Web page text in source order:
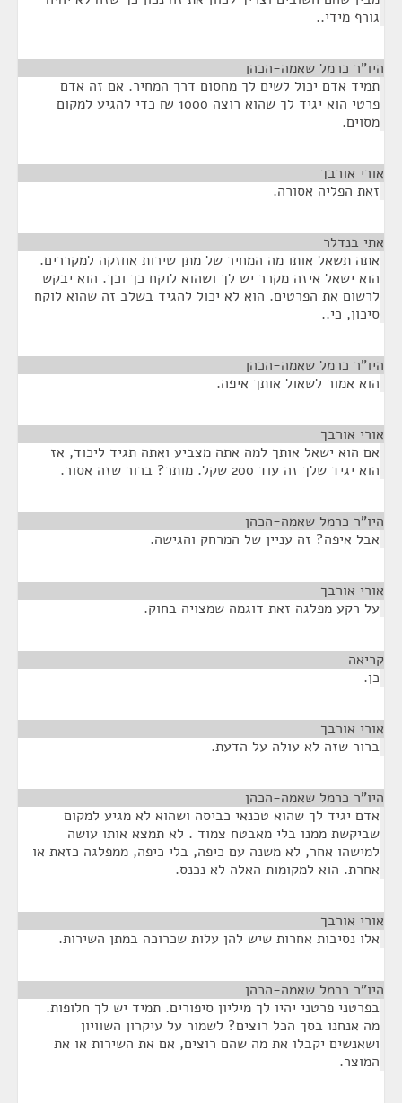
גורף מידי..
היו"ר כרמל שאמה-הכהן
תמיד אדם יכול לשים לך מחסום דרך המחיר. אם זה אדם
פרטי הוא יגיד לך שהוא רוצה 1000 ₪ כדי להגיע למקום
מסוים.
אורי אורבך
זאת הפליה אסורה.
אתי בנדלר
אתה תשאל אותו מה המחיר של מתן שירות אחזקה למקררים.
הוא ישאל איזה מקרר יש לך ושהוא לוקח כך וכך. הוא יבקש
לרשום את הפרטים. הוא לא יכול להגיד בשלב זה שהוא לוקח
סיכון, כי..
היו"ר כרמל שאמה-הכהן
הוא אמור לשאול אותך איפה.
אורי אורבך
אם הוא ישאל אותך למה אתה מצביע ואתה תגיד ליכוד, אז
הוא יגיד שלך זה עוד 200 שקל. מותר? ברור שזה אסור.
היו"ר כרמל שאמה-הכהן
אבל איפה? זה עניין של המרחק והגישה.
אורי אורבך
על רקע מפלגה זאת דוגמה שמצויה בחוק.
קריאה
כן.
אורי אורבך
ברור שזה לא עולה על הדעת.
היו"ר כרמל שאמה-הכהן
אדם יגיד לך שהוא טכנאי כביסה ושהוא לא מגיע למקום
שביקשת ממנו בלי מאבטח צמוד . לא תמצא אותו עושה
למישהו אחר, לא משנה עם כיפה, בלי כיפה, ממפלגה כזאת או
אחרת. הוא למקומות האלה לא נכנס.
אורי אורבך
אלו נסיבות אחרות שיש להן עלות שכרוכה במתן השירות.
היו"ר כרמל שאמה-הכהן
בפרטני פרטני יהיו לך מיליון סיפורים. תמיד יש לך חלופות.
מה אנחנו בסך הכל רוצים? לשמור על עיקרון השוויון
ושאנשים יקבלו את מה שהם רוצים, אם את השירות או את
המוצר.